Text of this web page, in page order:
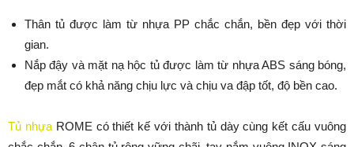
Thân tủ được làm từ nhựa PP chắc chắn, bền đẹp với thời
gian.
Nắp đậy và mặt nạ hộc tủ được làm từ nhựa ABS sáng bóng,
đẹp mắt có khả năng chịu lực và chịu va đập tốt, độ bền cao.
Tủ nhựaROME có thiết kế với thành tủ dày cùng kết cấu vuông